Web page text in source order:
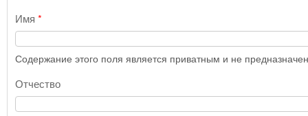
Имя*
Содержание этого поля является приватным и не
Отчество